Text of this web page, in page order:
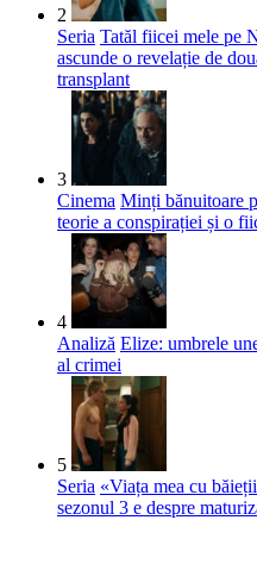
2
Seria Tatăl fiicei mele pe
ascunde o revelație de
transplant
3
Cinema Minți bănuitoare
teorie a conspirației și o
4
Analiză Elize: umbrele
al crimei
5
Seria «Viața mea cu
sezonul 3 e despre